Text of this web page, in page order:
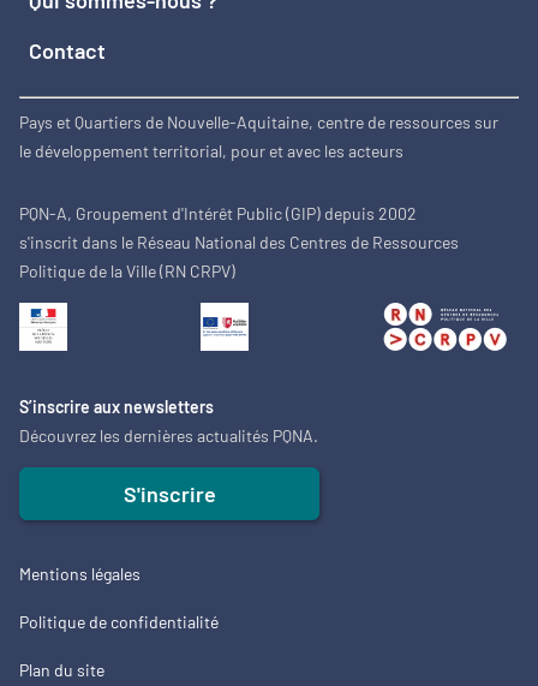
Contact
Pays et Quartiers de Nouvelle-Aquitaine, centre de ressources sur
le développement territorial, pour et avec les acteurs
PQN-A, Groupement d'Intérêt Public (GIP) depuis 2002
s'inscrit dans le Réseau National des Centres de Ressources
Politique de la Ville (RN CRPV)
S’inscrire aux newsletters
Découvrez les dernières actualités PQNA.
S'inscrire
Mentions légales
Politique de confidentialité
Plan du site